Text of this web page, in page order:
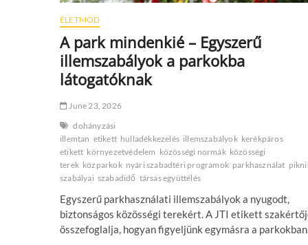
ÉLETMÓD
A park mindenkié – Egyszerű
illemszabályok a parkokba
látogatóknak
June 23, 2026
dohányzási
illemtan etikett hulladékkezelés illemszabályok kerékpáros
etikett környezetvédelem közösségi normák közösségi
terek közparkok nyári szabadtéri programok parkhasználat
szabályai szabadidő társas együttélés
Egyszerű parkhasználati illemszabályok a nyugodt,
biztonságos közösségi terekért. A JTI etikett
összefoglalja, hogyan figyeljünk egymásra a